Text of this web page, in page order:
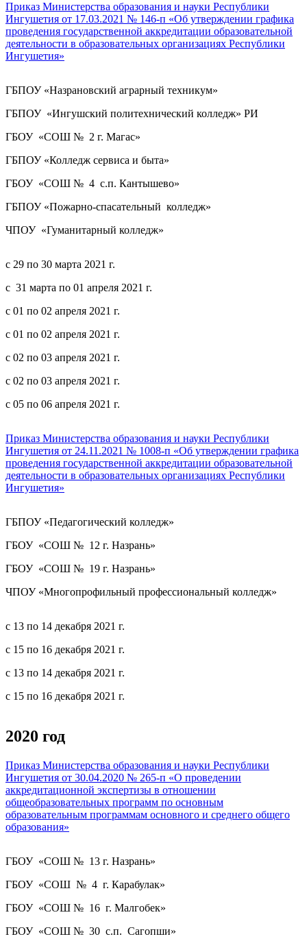
Приказ Министерства образования и науки Республики
Ингушетия от 17.03.2021 № 146-п «Об утверждении графика
проведения государственной аккредитации образовательной
деятельности в образовательных организациях Республики
Ингушетия»
ГБПОУ «Назрановский аграрный техникум»
ГБПОУ «Ингушский политехнический колледж» РИ
ГБОУ «СОШ № 2 г. Магас»
ГБПОУ «Колледж сервиса и быта»
ГБОУ «СОШ № 4 с.п. Кантышево»
ГБПОУ «Пожарно-спасательный колледж»
ЧПОУ «Гуманитарный колледж»
с 29 по 30 марта 2021 г.
с 31 марта по 01 апреля 2021 г.
с 01 по 02 апреля 2021 г.
с 01 по 02 апреля 2021 г.
с 02 по 03 апреля 2021 г.
с 02 по 03 апреля 2021 г.
с 05 по 06 апреля 2021 г.
Приказ Министерства образования и науки Республики
Ингушетия от 24.11.2021 № 1008-п «Об утверждении графика
проведения государственной аккредитации образовательной
деятельности в образовательных организациях Республики
Ингушетия»
ГБПОУ «Педагогический колледж»
ГБОУ «СОШ № 12 г. Назрань»
ГБОУ «СОШ № 19 г. Назрань»
ЧПОУ «Многопрофильный профессиональный колледж»
с 13 по 14 декабря 2021 г.
с 15 по 16 декабря 2021 г.
с 13 по 14 декабря 2021 г.
с 15 по 16 декабря 2021 г.
2020 год
Приказ Министерства образования и науки Республики
Ингушетия от 30.04.2020 № 265-п «О проведении
аккредитационной экспертизы в отношении
общеобразовательных программ по основным
образовательным программам основного и среднего общего
образования»
ГБОУ «СОШ № 13 г. Назрань»
ГБОУ «СОШ № 4 г. Карабулак»
ГБОУ «СОШ № 16 г. Малгобек»
ГБОУ «СОШ № 30 с.п. Сагопши»